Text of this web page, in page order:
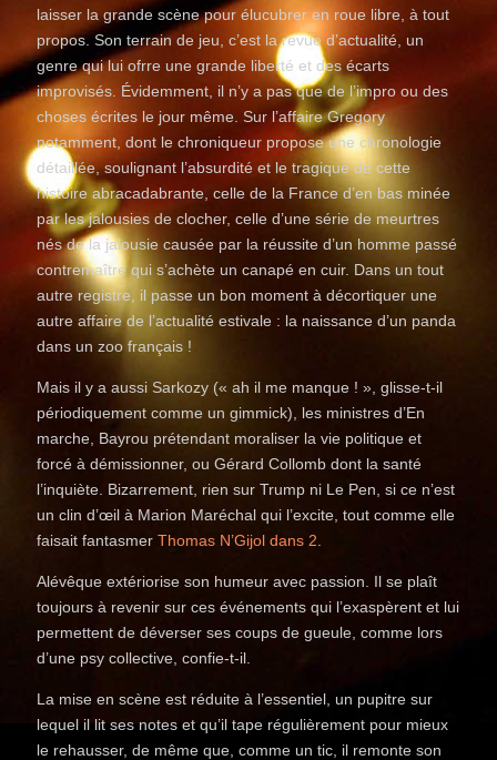
laisser la grande scène pour élucubrer en roue libre, à tout
propos. Son terrain de jeu, c’est la revue d’actualité, un
genre qui lui ofrre une grande liberté et des écarts
improvisés. Évidemment, il n’y a pas que de l’impro ou des
choses écrites le jour même. Sur l’affaire Gregory
notamment, dont le chroniqueur propose une chronologie
détaillée, soulignant l’absurdité et le tragique de cette
histoire abracadabrante, celle de la France d’en bas minée
par les jalousies de clocher, celle d’une série de meurtres
nés de la jalousie causée par la réussite d’un homme passé
contremaître qui s’achète un canapé en cuir. Dans un tout
autre registre, il passe un bon moment à décortiquer une
autre affaire de l’actualité estivale : la naissance d’un panda
dans un zoo français !
Mais il y a aussi Sarkozy (« ah il me manque ! », glisse-t-il
périodiquement comme un gimmick), les ministres d’En
marche, Bayrou prétendant moraliser la vie politique et
forcé à démissionner, ou Gérard Collomb dont la santé
l’inquiète. Bizarrement, rien sur Trump ni Le Pen, si ce n’est
un clin d’œil à Marion Maréchal qui l’excite, tout comme elle
faisait fantasmer Thomas N’Gijol dans 2
Alévêque extériorise son humeur avec passion. Il se plaît
toujours à revenir sur ces événements qui l’exaspèrent et lui
permettent de déverser ses coups de gueule, comme lors
d’une psy collective, confie-t-il.
La mise en scène est réduite à l’essentiel, un pupitre sur
lequel il lit ses notes et qu’il tape régulièrement pour mieux
le rehausser, de même que, comme un tic, il remonte son